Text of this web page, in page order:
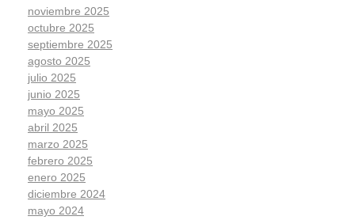
noviembre 2025
octubre 2025
septiembre 2025
agosto 2025
julio 2025
junio 2025
mayo 2025
abril 2025
marzo 2025
febrero 2025
enero 2025
diciembre 2024
mayo 2024